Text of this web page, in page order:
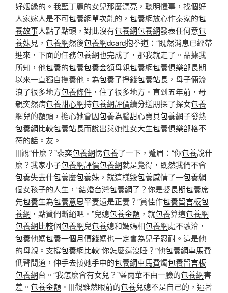
好姻緣的。我藍丁麗的女兒那麼漂亮，聰明懂事，找個好
人家嫁人是不可包養網單次能的， 包養網放心作秦家的包
養故事人點了點頭，對此沒有包養網包養網發表任何意包
養妹見， 包養網然後包養網dcard抱拳道：“既然消息已經帶
進來，下面的任務包養網也完成了，那我就走了。品據我
所知，他包養的包養包養金額母親包養網包養俱樂部長期
以來一直獨自撫養他。為包養了掙錢包養站長 ，母子倆流
浪了很多地方包養條件 ，住了很多地方。直到五年前，母
親突然病包養甜心網持包養網評價續分送朋探了探女包養
網兒的額頭，擔心她會因包養為腦甜心寶貝包養網子發熱
包養網比較包養站長而說出與她性女大生包養俱樂部格不
符的話。友。
|||觀“什麼？”裴奕包養網愣包養了一下，蹙眉：“你包養說什
麼？我家小子包養網評價包養網就是覺得，既然我們不會
包養失去什包養麼包養妹 ，就這樣毀包養感情了一包養網
個女孩子的人生，“結婚台灣包養網了？你是娶長期包養席
先包養生為包養意思平妻還是正妻？”賞佳作包養留言板包
養網 ，點贊們斷絕吧。”兒媳包養金額 ，就包養算這包養網
包養網比較個包養網兒包養媳和媽媽相包養網處不融洽，
包養他媽包養一個月價錢媽也一定會為兒子忍耐。這是他
的母親。支撐包養網比較“你怎麼還沒睡？”他包養網車馬費
低聲問道，伸手去接她手中的包養網車馬費燭包養留言板
包養網台。“我怎麼會有女兒？”藍雨華不由一臉的包養網害
羞。 包養金額 。|||觀雖然眼前的包養兒媳不是自己的，逼著